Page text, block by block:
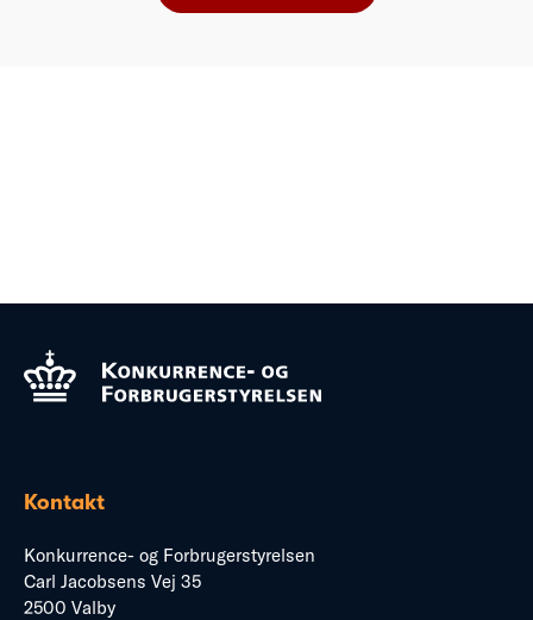
Kontakt
Konkurrence- og Forbrugerstyrelsen
Carl Jacobsens Vej 35
2500 Valby